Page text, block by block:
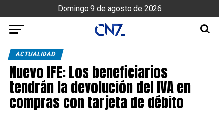
Domingo 9 de agosto de 2026
ACTUALIDAD
Nuevo IFE: Los beneficiarios
tendrán la devolución del IVA en
compras con tarjeta de débito